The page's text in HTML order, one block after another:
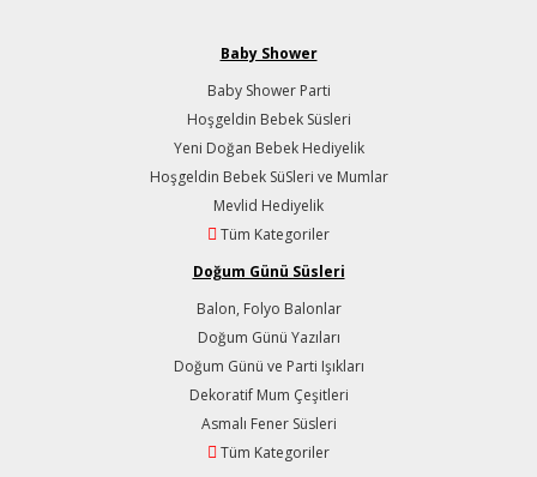
Baby Shower
Baby Shower Parti
Hoşgeldin Bebek Süsleri
Yeni Doğan Bebek Hediyelik
Hoşgeldin Bebek SüSleri ve Mumlar
Mevlid Hediyelik
Tüm Kategoriler
Doğum Günü Süsleri
Balon, Folyo Balonlar
Doğum Günü Yazıları
Doğum Günü ve Parti Işıkları
Dekoratif Mum Çeşitleri
Asmalı Fener Süsleri
Tüm Kategoriler